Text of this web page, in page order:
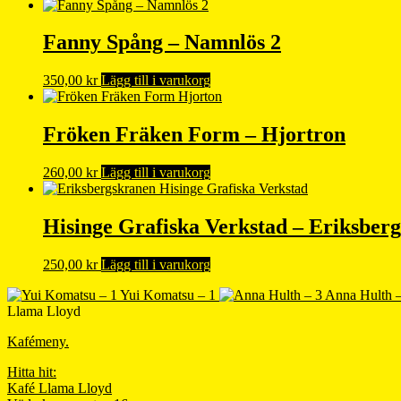
Fanny Spång – Namnlös 2
350,00 kr Lägg till i varukorg
Fröken Fräken Form – Hjortron
260,00 kr Lägg till i varukorg
Hisinge Grafiska Verkstad –
250,00 kr Lägg till i varukorg
Yui Komatsu – 1
Anna Hulth
Llama Lloyd
Kafémeny.
Hitta hit:
Kafé Llama Lloyd